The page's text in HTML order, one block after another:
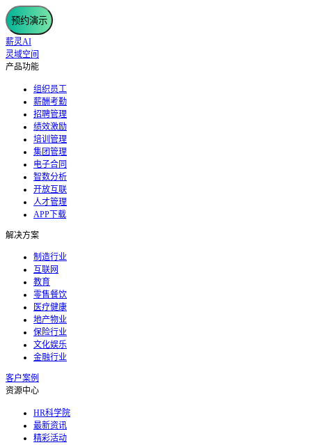
预约演示
薪灵AI
灵域空间
产品功能
组织员工
薪酬考勤
招聘管理
绩效激励
培训管理
集团管理
电子合同
智数分析
开放互联
人才管理
APP下载
解决方案
制造行业
互联网
教育
零售餐饮
医疗健康
地产物业
保险行业
文化娱乐
金融行业
客户案例
资源中心
HR科学院
最新资讯
精彩活动